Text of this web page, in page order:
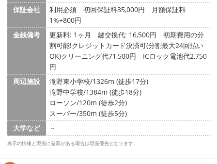
保証会社
利用必須 初回保証料35,000円 月額保証料
1%+800円
金銭備考
更新料: 1ヶ月 鍵交換代: 16,500円
初期費用の分
割可能!クレジットカード決済可(分割最大24回払い
OK)クリーニング代71,500円 ICロック電池代2,750
円
周辺施設
滝野東小学校/1326m (徒歩17分)
滝野中学校/1384m (徒歩18分)
ローソン/120m (徒歩2分)
スーパー/350m (徒歩5分)
大学など
－
表示の情報と現況に差異がある場合は現況優先となります。